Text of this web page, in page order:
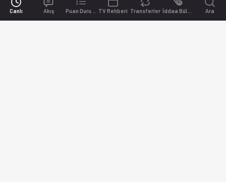
Canlı Akış TV Rehberi Transferler Ara